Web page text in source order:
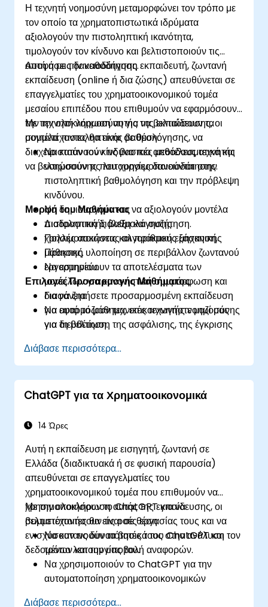
που βασίζονται στην ΤΝ σε πραγματικά
χρηματοοικονομικά συστήματα.
Η τεχνητή νοημοσύνη μεταμορφώνει τον τρόπο με
τον οποίο τα χρηματοπιστωτικά ιδρύματα
αξιολογούν την πιστοληπτική ικανότητα,
τιμολογούν τον κίνδυνο και βελτιστοποιούν τις
αποφάσεις δανειοδότησης.
Αυτή η με την καθοδήγηση εκπαιδευτή, ζωντανή
εκπαίδευση (online ή δια ζώσης) απευθύνεται σε
επαγγελματίες του χρηματοοικονομικού τομέα
μεσαίου επιπέδου που επιθυμούν να εφαρμόσουν
την τεχνητή νοημοσύνη για να βελτιώσουν τα
μοντέλα πιστοληπτικής βαθμολόγησης, να
διαχειριστούν τον κίνδυνο πιο αποτελεσματικά και
να βελτιώσουν τις λειτουργίες δανειοδότησης.
Με την ολοκλήρωση αυτής της εκπαίδευσης, οι
συμμετέχοντες θα είναι σε θέση:
Να κατανοούν τις βασικές μεθόδους τεχνητής
νοημοσύνης που χρησιμοποιούνται στην
πιστοληπτική βαθμολόγηση και την πρόβλεψη
κινδύνου.
Να δημιουργούν και να αξιολογούν μοντέλα
πιστοληπτικής βαθμολόγησης
χρησιμοποιώντας αλγορίθμους μηχανικής
μάθησης.
Να ερμηνεύουν τα αποτελέσματα των
μοντέλων για κανονιστική συμμόρφωση και
διαφάνεια.
Να εφαρμόζουν τεχνικές τεχνητής νοημοσύνης
για τη βελτίωση της ασφάλισης, της έγκρισης
Μορφή του Μαθήματος
Διαδραστική διάλεξη και συζήτηση.
Πολλές ασκήσεις και πρακτική εξάσκηση.
Πρακτική υλοποίηση σε περιβάλλον ζωντανού
εργαστηρίου.
Επιλογές Προσαρμογής Μαθήματος
Για να ζητήσετε προσαρμοσμένη εκπαίδευση
για αυτό το μάθημα, επικοινωνήστε μαζί μας
για διευθέτηση.
Διάβασε περισσότερα...
ChatGPT για τα Χρηματοοικονομικά
14 Ώρες
Αυτή η εκπαίδευση με εισηγητή, ζωντανή σε
Ελλάδα (διαδικτυακά ή σε φυσική παρουσία)
απευθύνεται σε επαγγελματίες του
χρηματοοικονομικού τομέα που επιθυμούν να
χρησιμοποιήσουν το ChatGPT για να
βελτιστοποιήσουν τις ροές εργασίας τους και να
ενισχύσουν τις δυνατότητές τους στην ανάλυση
δεδομένων και την υποβολή αναφορών.
Με την ολοκλήρωση αυτής της εκπαίδευσης, οι
συμμετέχοντες θα είναι σε θέση:
Να κατανοούν τα βασικά του ChatGPT και τον
τρόπο λειτουργίας του.
Να χρησιμοποιούν το ChatGPT για την
αυτοματοποίηση χρηματοοικονομικών
Διάβασε περισσότερα...